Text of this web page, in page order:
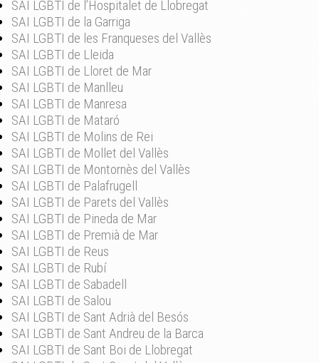
SAI LGBTI de l’Hospitalet de Llobregat
SAI LGBTI de la Garriga
SAI LGBTI de les Franqueses del Vallès
SAI LGBTI de Lleida
SAI LGBTI de Lloret de Mar
SAI LGBTI de Manlleu
SAI LGBTI de Manresa
SAI LGBTI de Mataró
SAI LGBTI de Molins de Rei
SAI LGBTI de Mollet del Vallès
SAI LGBTI de Montornès del Vallès
SAI LGBTI de Palafrugell
SAI LGBTI de Parets del Vallès
SAI LGBTI de Pineda de Mar
SAI LGBTI de Premià de Mar
SAI LGBTI de Reus
SAI LGBTI de Rubí
SAI LGBTI de Sabadell
SAI LGBTI de Salou
SAI LGBTI de Sant Adrià del Besós
SAI LGBTI de Sant Andreu de la Barca
SAI LGBTI de Sant Boi de Llobregat